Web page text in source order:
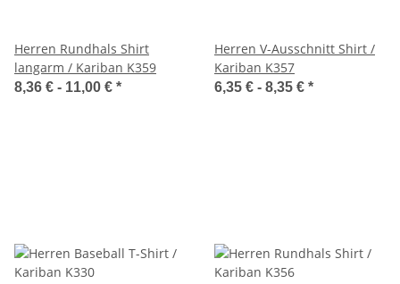
Herren Rundhals Shirt
langarm / Kariban K359
8,36 € - 11,00 € *
Herren V-Ausschnitt Shirt /
Kariban K357
6,35 € - 8,35 € *